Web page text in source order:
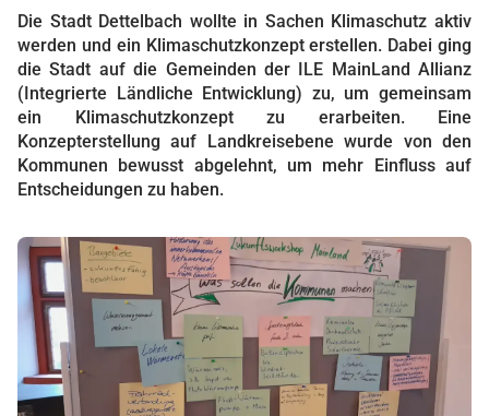
Die Stadt Dettelbach wollte in Sachen Klimaschutz aktiv
werden und ein Klimaschutzkonzept erstellen. Dabei ging
die Stadt auf die Gemeinden der ILE MainLand Allianz
(Integrierte Ländliche Entwicklung) zu, um gemeinsam
ein Klimaschutzkonzept zu erarbeiten. Eine
Konzepterstellung auf Landkreisebene wurde von den
Kommunen bewusst abgelehnt, um mehr Einfluss auf
Entscheidungen zu haben.